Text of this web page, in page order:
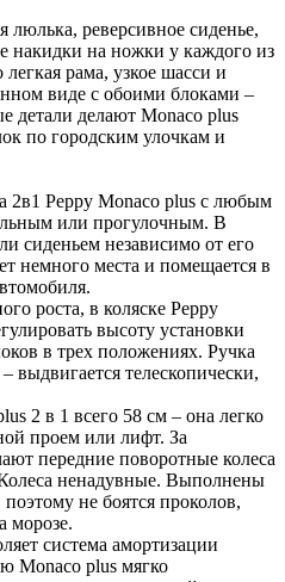
реверсивное сиденье,
накидки на ножки у каждого из
рама, узкое шасси и
виде с обоими блоками –
детали делают Monaco plus
по городским улочкам и
2в1 Peppy Monaco plus с любым
или прогулочным. В
сиденьем независимо от его
немного места и помещается в
роста, в коляске Peppy
высоту установки
в трех положениях. Ручка
выдвигается телескопически,
2 в 1 всего 58 см – она легко
проем или лифт. За
передние поворотные колеса
ненадувные. Выполнены
не боятся проколов,
морозе.
система амортизации
Monaco plus мягко